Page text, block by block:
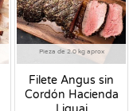
Pieza de 2.0 kg aprox
Filete Angus sin
Cordón Hacienda